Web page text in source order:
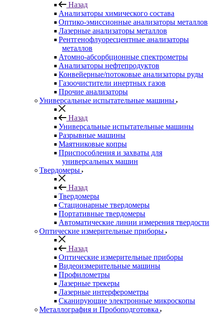
Назад
Анализаторы химического состава
Оптико-эмиссионные анализаторы металлов
Лазерные анализаторы металлов
Рентгенофлуоресцентные анализаторы
металлов
Атомно-абсорбционные спектрометры
Анализаторы нефтепродуктов
Конвейерные/потоковые анализаторы руды
Газоочистители инертных газов
Прочие анализаторы
Универсальные испытательные машины
Назад
Универсальные испытательные машины
Разрывные машины
Маятниковые копры
Приспособления и захваты для
универсальных машин
Твердомеры
Назад
Твердомеры
Стационарные твердомеры
Портативные твердомеры
Автоматические линии измерения твердости
Оптические измерительные приборы
Назад
Оптические измерительные приборы
Видеоизмерительные машины
Профилометры
Лазерные трекеры
Лазерные интерферометры
Сканирующие электронные микроскопы
Металлография и Пробоподготовка